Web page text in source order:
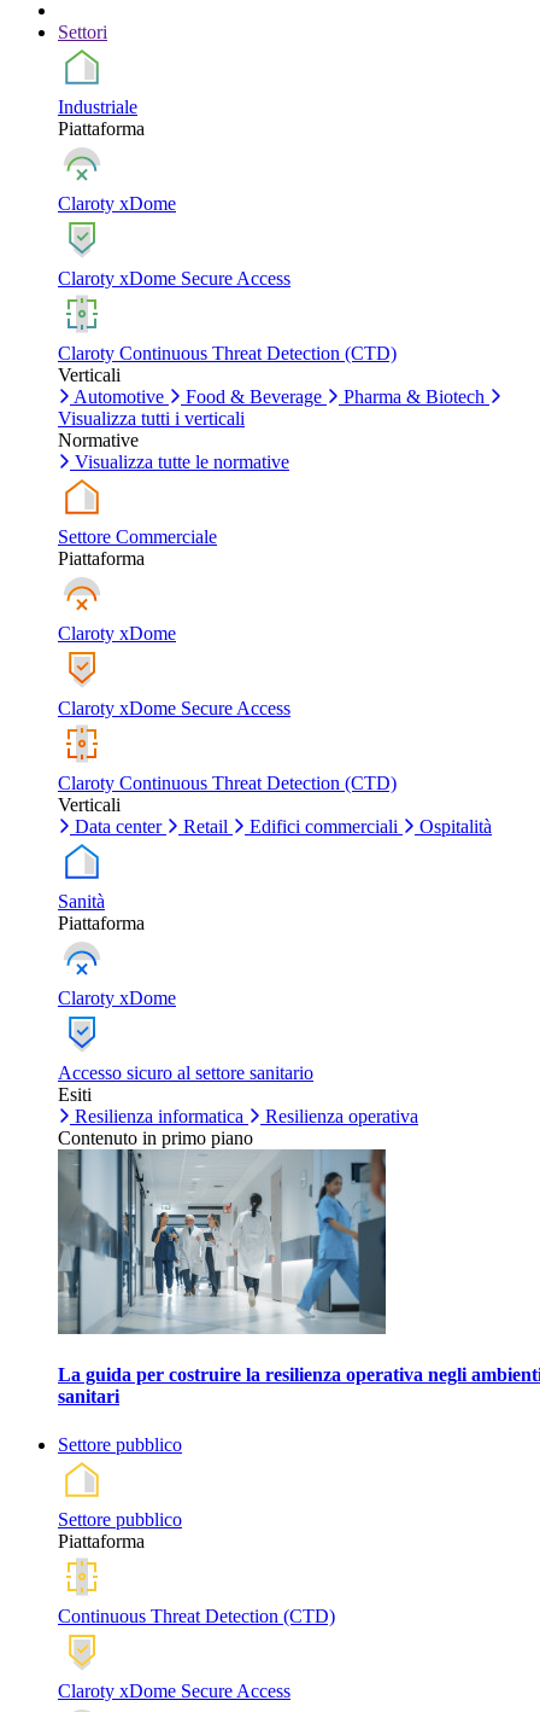
Settori
Industriale
Piattaforma
Claroty xDome
Claroty xDome Secure Access
Claroty Continuous Threat Detection (CTD)
Verticali
Automotive
Food & Beverage
Pharma & Biotech
Visualizza tutti i verticali
Normative
Visualizza tutte le normative
Settore Commerciale
Piattaforma
Claroty xDome
Claroty xDome Secure Access
Claroty Continuous Threat Detection (CTD)
Verticali
Data center
Retail Edifici commerciali Ospitalità
Sanità
Piattaforma
Claroty xDome
Accesso sicuro al settore sanitario
Esiti
Resilienza informatica
Resilienza operativa
Contenuto in primo piano
La guida per costruire la resilienza operativa negli
sanitari
Settore pubblico
Settore pubblico
Piattaforma
Continuous Threat Detection (CTD)
Claroty xDome Secure Access